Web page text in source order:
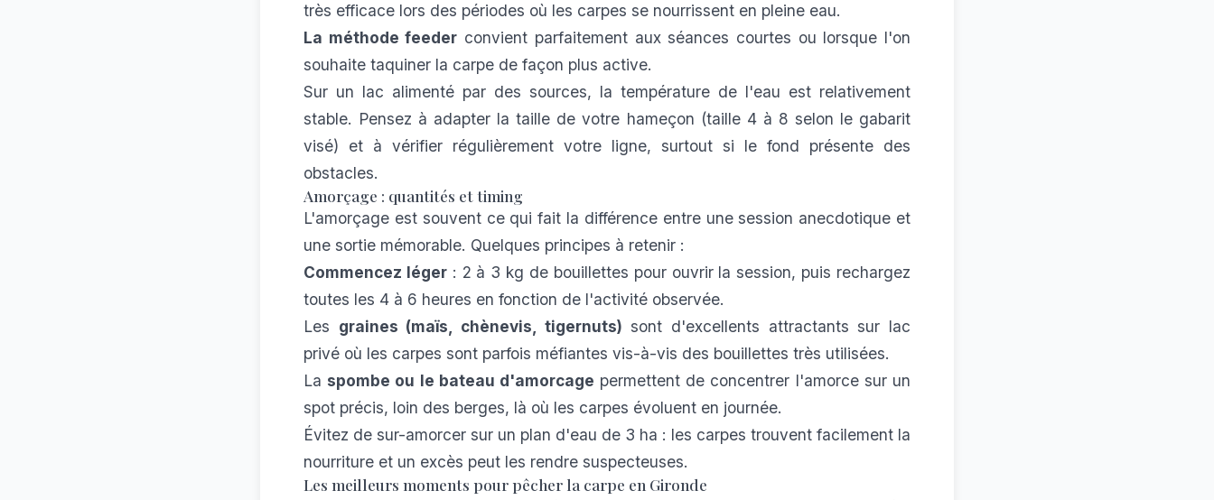
très efficace lors des périodes où les carpes se nourrissent en pleine eau.
La méthode feeder convient parfaitement aux séances courtes ou lorsque l'on
souhaite taquiner la carpe de façon plus active.
Sur un lac alimenté par des sources, la température de l'eau est relativement
stable. Pensez à adapter la taille de votre hameçon (taille 4 à 8 selon le gabarit
visé) et à vérifier régulièrement votre ligne, surtout si le fond présente des
obstacles.
Amorçage : quantités et timing
L'amorçage est souvent ce qui fait la différence entre une session anecdotique et
une sortie mémorable. Quelques principes à retenir :
Commencez léger: 2 à 3 kg de bouillettes pour ouvrir la session, puis rechargez
toutes les 4 à 6 heures en fonction de l'activité observée.
Les graines (maïs, chènevis, tigernuts) sont d'excellents attractants sur lac
privé où les carpes sont parfois méfiantes vis-à-vis des bouillettes très utilisées.
La spombe ou le bateau d'amorcage permettent de concentrer l'amorce sur un
spot précis, loin des berges, là où les carpes évoluent en journée.
Évitez de sur-amorcer sur un plan d'eau de 3 ha : les carpes trouvent facilement la
nourriture et un excès peut les rendre suspecteuses.
Les meilleurs moments pour pêcher la carpe en Gironde